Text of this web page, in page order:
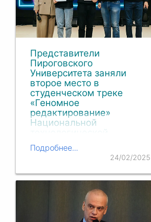
Представители
Пироговского
Университета заняли
второе место в
студенческом треке
«Геномное
редактирование»
Национальной
олимпиады
Команда «Олегонуклеотиды»,
Н.И. ПироговаМинздрава
России, заняла второе место в
студенческом треке «Геномное
редактирование»
Национальной технологической
Подробнее...
24/02/2025